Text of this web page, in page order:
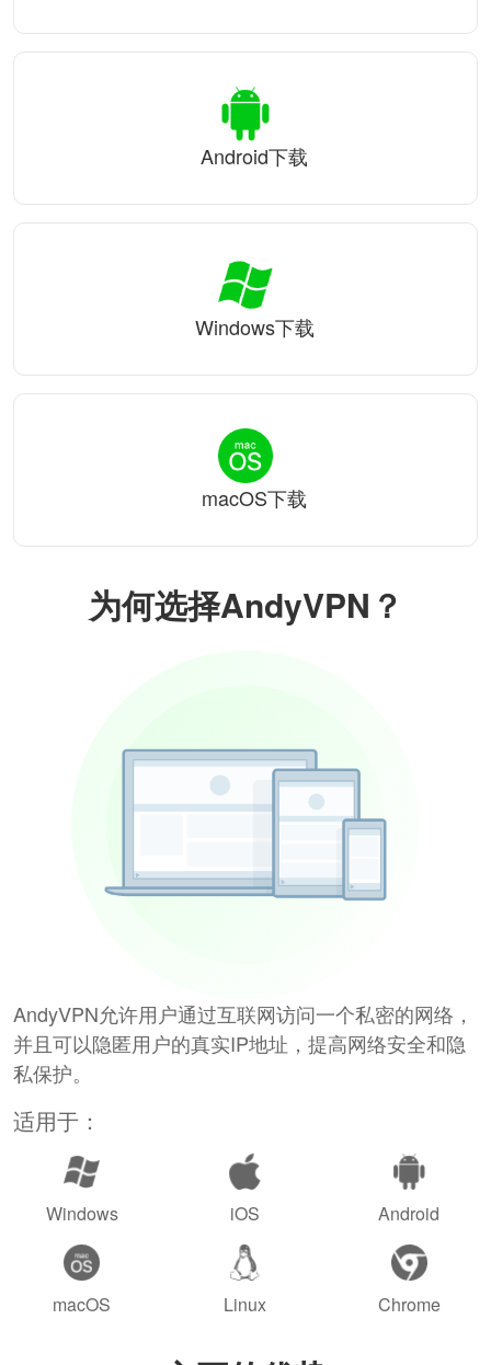
为何选择AndyVPN？
AndyVPN允许用户通过互联网访问一个私密的网络，
并且可以隐匿用户的真实IP地址，提高网络安全和隐
私保护。
适用于：
Windows iOS Android
macOS Linux Chrome
Android下载
Windows下载
macOS下载